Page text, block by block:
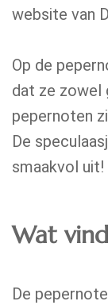
website van
Op de
dat ze zowel
pepernoten
De
smaakvol uit!
Wat
De